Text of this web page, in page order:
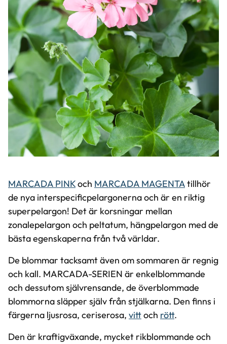
MARCADA PINKoch MARCADA MAGENTAtillhör
de nya interspecificpelargonerna och är en riktig
superpelargon! Det är korsningar mellan
zonalepelargon och peltatum, hängpelargon med de
bästa egenskaperna från två världar.
De blommar tacksamt även om sommaren är regnig
och kall. MARCADA-SERIEN är enkelblommande
och dessutom självrensande, de överblommade
blommorna släpper själv från stjälkarna. Den finns i
färgerna ljusrosa, ceriserosa, vittoch rött.
Den är kraftigväxande, mycket rikblommande och